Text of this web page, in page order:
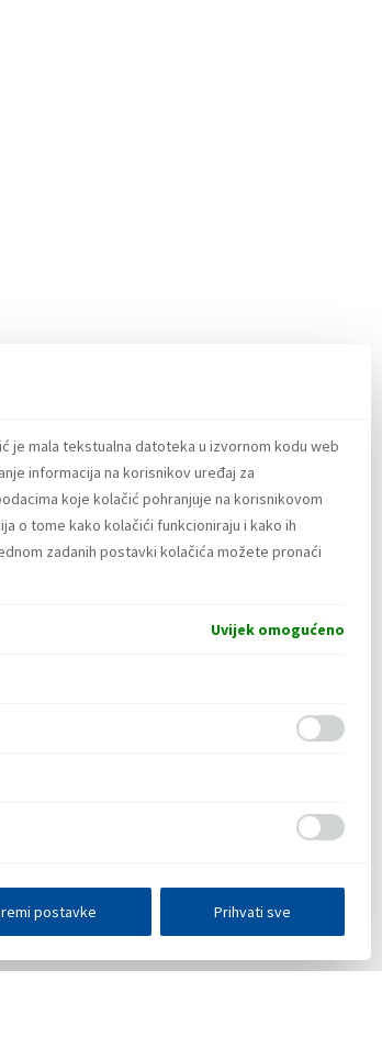
je mala tekstualna datoteka u izvornom kodu web
informacija na korisnikov uređaj za
koje kolačić pohranjuje na korisnikovom
o tome kako kolačići funkcioniraju i kako ih
zadanih postavki kolačića možete pronaći
Uvijek omogućeno
postavke Prihvati sve